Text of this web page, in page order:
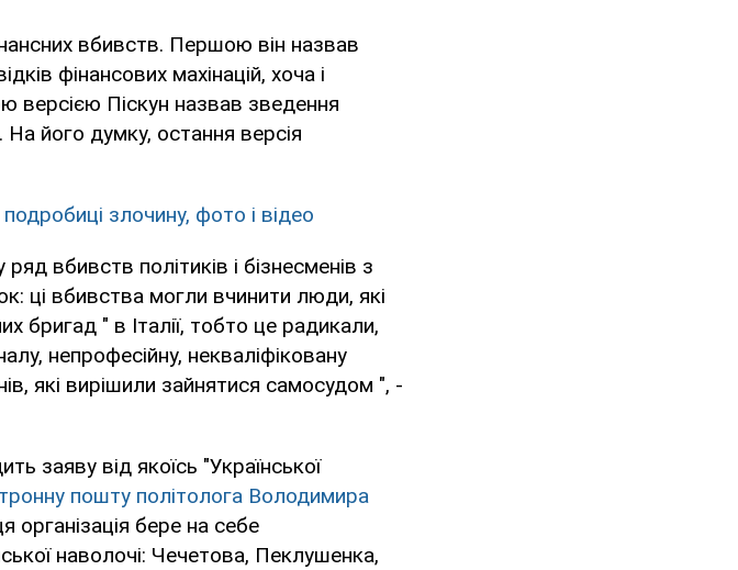
вбивств. Першою він назвав
фінансових махінацій, хоча і
версією Піскун назвав зведення
його думку, остання версія
злочину, фото і відео
вбивств політиків і бізнесменів з
ці вбивства могли вчинити люди, які
бригад " в Італії, тобто це радикали,
непрофесійну, некваліфіковану
які вирішили зайнятися самосудом ", -
заяву від якоїсь "Української
пошту політолога Володимира
організація бере на себе
наволочі: Чечетова, Пеклушенка,